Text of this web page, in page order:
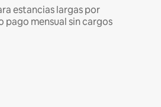
estancias largas por
pago mensual sin cargos